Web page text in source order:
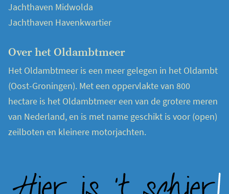
Jachthaven Midwolda
Jachthaven Havenkwartier
Over het Oldambtmeer
Het Oldambtmeer is een meer gelegen in het Oldambt
(Oost-Groningen). Met een oppervlakte van 800
hectare is het Oldambtmeer een van de grotere meren
van Nederland, en is met name geschikt is voor (open)
zeilboten en kleinere motorjachten.